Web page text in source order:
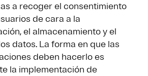
a recoger el consentimiento
de cara a la
el almacenamiento y el
datos. La forma en que las
deben hacerlo es
la implementación de